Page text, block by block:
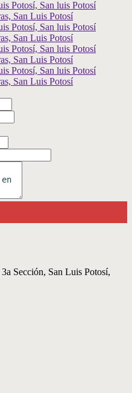
Sección, San Luis Potosí,